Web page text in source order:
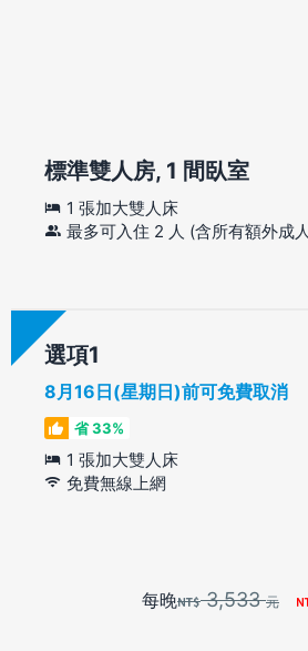
標準雙人房, 1 間臥室
1 張加大雙人床
最多可入住 2 人 (含所有額外成
選項
8月16日(星期日)前可免費取消
省 33%
1 張加大雙人床
免費無線上網
每晚 3,533元